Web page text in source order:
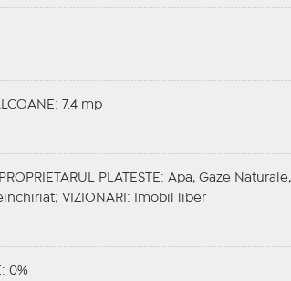
7.4 mp
PROPRIETARUL PLATESTE : Apa, Gaze
VIZIONARI : Imobil liber
0%